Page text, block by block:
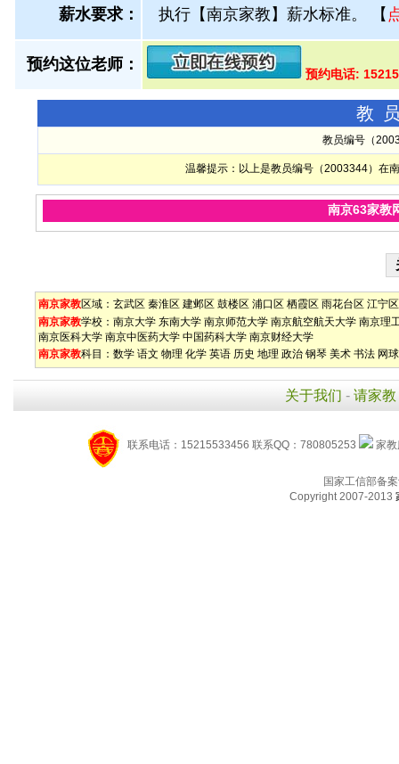
薪水要求： 执行【南京家教】薪水标准。 【
预约这位老师：
预约电话:
教
教员编号（
温馨提示：以上是教员编号（2003344）在
南京63家教
南京家教区域： 玄武区 秦淮区 建邺区 鼓楼区 浦口区 栖霞区 雨花台区 江宁区
南京家教学校： 南京大学 东南大学 南京师范大学 南京航空航天大学 南京理
南京医科大学 南京中医药大学 中国药科大学 南京财经大学
南京家教科目： 数学 语文 物理 化学 英语 历史 地理 政治 钢琴 美术 书法 网球
关于我们 - 请家教
联系电话：15215533456 联系QQ：780805253 家
国家工信部备
Copyright 2007-2013